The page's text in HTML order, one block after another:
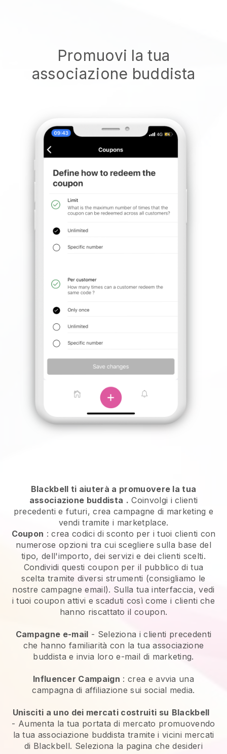
Promuovi la tua
associazione buddista
Blackbell ti aiuterà a promuovere la tua
associazione buddista . Coinvolgi i clienti
precedenti e futuri, crea campagne di marketing e
vendi tramite i marketplace.
Coupon : crea codici di sconto per i tuoi clienti con
numerose opzioni tra cui scegliere sulla base del
tipo, dell'importo, dei servizi e dei clienti scelti.
Condividi questi coupon per il pubblico di tua
scelta tramite diversi strumenti (consigliamo le
nostre campagne email). Sulla tua interfaccia, vedi
i tuoi coupon attivi e scaduti così come i clienti che
hanno riscattato il coupon.
Campagne e-mail - Seleziona i clienti precedenti
che hanno familiarità con la tua associazione
buddista e invia loro e-mail di marketing.
Influencer Campaign : crea e avvia una
campagna di affiliazione sui social media.
Unisciti a uno dei mercati costruiti su Blackbell
- Aumenta la tua portata di mercato promuovendo
la tua associazione buddista tramite i vicini mercati
di Blackbell. Seleziona la pagina che desideri